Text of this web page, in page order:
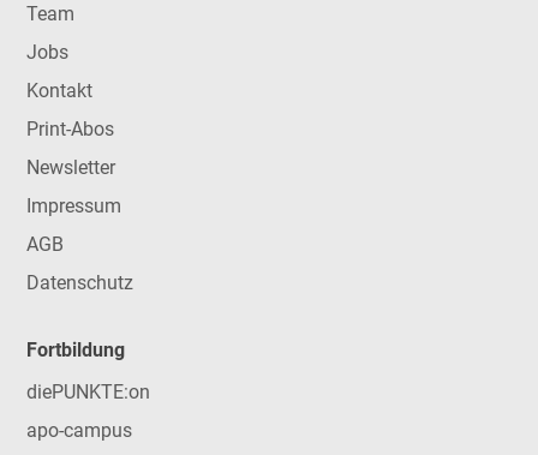
Team
Jobs
Kontakt
Print-Abos
Newsletter
Impressum
AGB
Datenschutz
Fortbildung
diePUNKTE:on
apo-campus